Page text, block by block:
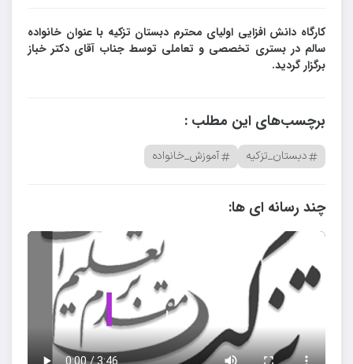
کارگاه دانش افزایی اولیای محترم دبستان تزکیه با عنوان خانواده
سالم در بستری تخصصی و تعاملی توسط جناب آقای دکتر خباز
برگزار گردید.
برچسب‌های این مطلب :
دبستان_تزکیه آموزش_خانواده
چند رسانه ای ها: